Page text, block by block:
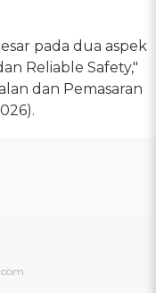
pada dua aspek
Reliable Safety,"
dan Pemasaran